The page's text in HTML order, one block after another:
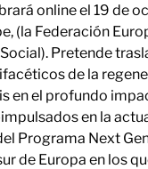
online el 19 de
(la Federación
Pretende
de la
en el profundo
en la
Programa Next
de Europa en los